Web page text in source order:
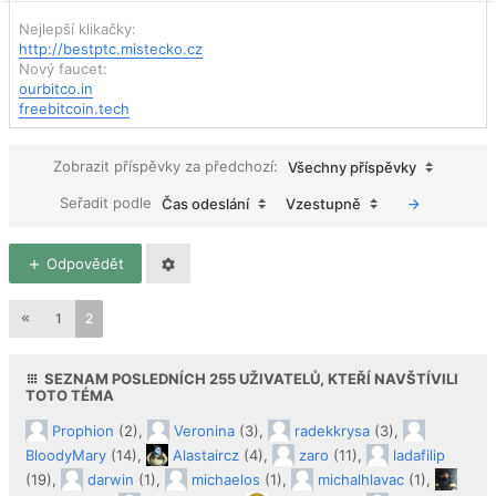
Nejlepší klikačky:
http://bestptc.mistecko.cz
Nový faucet:
ourbitco.in
freebitcoin.tech
Zobrazit příspěvky za předchozí:
Všechny příspěvky
Seřadit podle
Čas odeslání Vzestupně
Odpovědět
1 2
SEZNAM POSLEDNÍCH 255UŽIVATELŮ, KTEŘÍ NAVŠTÍVILI
TOTO TÉMA
Prophion (2), Veronina (3), radekkrysa (3),
BloodyMary (14), Alastaircz (4), zaro (11),
ladafilip
(19),
darwin (1), michaelos (1), michalhlavac (1),